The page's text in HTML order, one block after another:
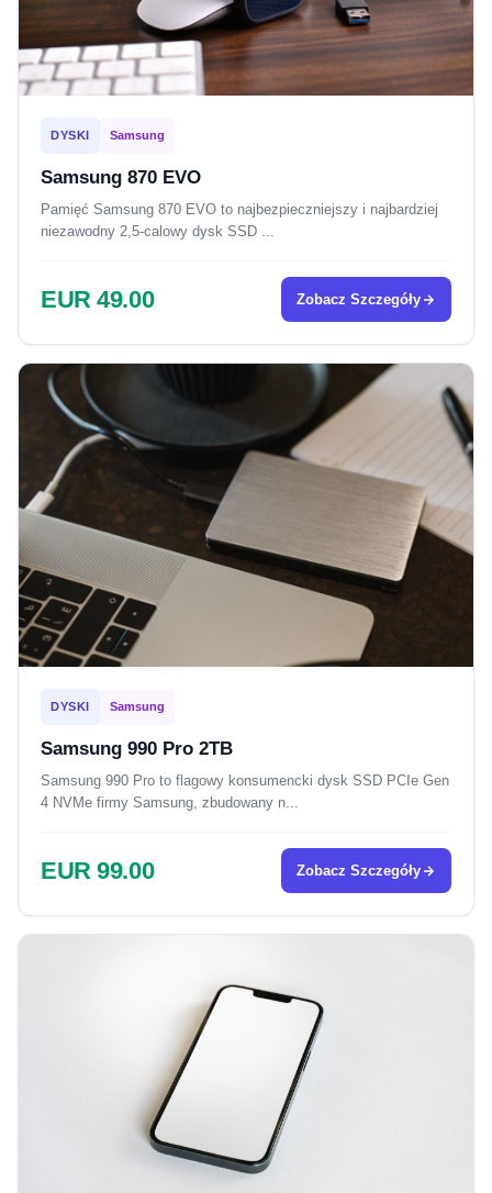
DYSKI Samsung
Samsung 870 EVO
Pamięć Samsung 870 EVO to najbezpieczniejszy i najbardziej
niezawodny 2,5-calowy dysk SSD ...
EUR 49.00 Zobacz Szczegóły
DYSKI Samsung
Samsung 990 Pro 2TB
Samsung 990 Pro to flagowy konsumencki dysk SSD PCIe Gen
4 NVMe firmy Samsung, zbudowany n...
EUR 99.00 Zobacz Szczegóły